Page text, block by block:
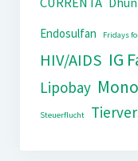
Endosulfan
Fridays
HIV/AIDS IG
Lipobay
Steuerflucht